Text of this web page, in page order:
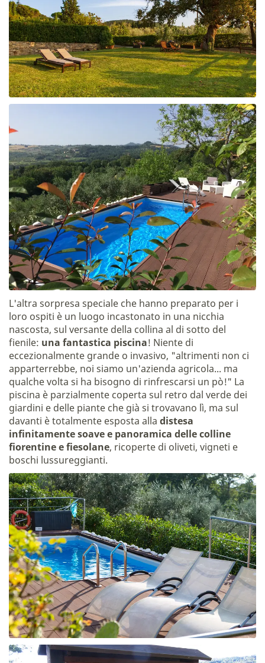
L'altra sorpresa speciale che hanno preparato per i
loro ospiti è un luogo incastonato in una nicchia
nascosta, sul versante della collina al di sotto del
fienile: una fantastica piscina! Niente di
eccezionalmente grande o invasivo, "altrimenti non ci
apparterrebbe, noi siamo un'azienda agricola... ma
qualche volta si ha bisogno di rinfrescarsi un pò!" La
piscina è parzialmente coperta sul retro dal verde dei
giardini e delle piante che già si trovavano lì, ma sul
davanti è totalmente esposta alla distesa
infinitamente soave e panoramica delle colline
fiorentine e fiesolane, ricoperte di oliveti, vigneti e
boschi lussureggianti.